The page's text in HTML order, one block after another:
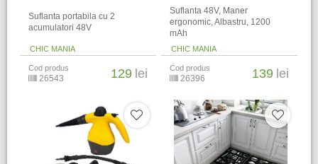
Suflanta portabila cu 2
acumulatori 48V
CHIC MANIA
Cod produs
26543 129 lei
Suflanta 48V, Maner
ergonomic, Albastru, 1200
mAh
CHIC MANIA
Cod produs
26396 139 lei